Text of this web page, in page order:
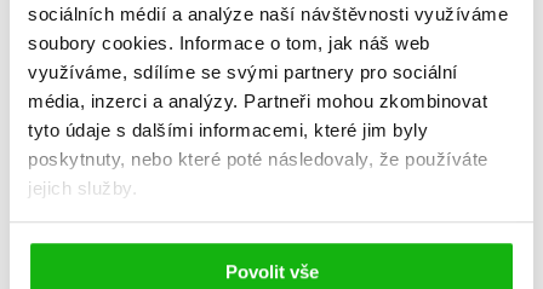
sociálních médií a analýze naší návštěvnosti využíváme
soubory cookies. Informace o tom, jak náš web
využíváme, sdílíme se svými partnery pro sociální
média, inzerci a analýzy. Partneři mohou zkombinovat
tyto údaje s dalšími informacemi, které jim byly
poskytnuty, nebo které poté následovaly, že používáte
jejich služby.
Povolit vše
HODNOCENÍ ČTENÁŘŮ
V současné době nejsou vytvořena žádná uživatelská hodnocení.
Vaše hodnocení
Uživatelskou recenzi mohou vkládat pouze registrovaní uživatelé